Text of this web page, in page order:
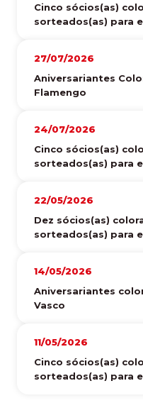
Cinco sócios(as)
sorteados(as) para
27/07/2026
Aniversariantes
Flamengo
24/07/2026
Cinco sócios(as)
sorteados(as) para
22/05/2026
Dez sócios(as)
sorteados(as) para
14/05/2026
Aniversariantes
Vasco
11/05/2026
Cinco sócios(as)
sorteados(as) para